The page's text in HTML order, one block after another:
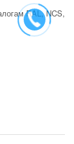
RAL, NCS,